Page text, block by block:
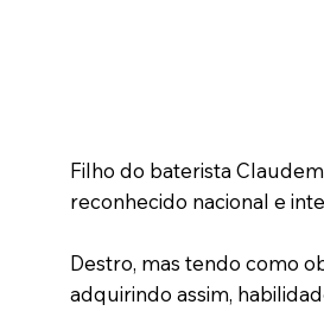
Filho do baterista
reconhecido nacional e
Destro, mas tendo como
adquirindo assim,